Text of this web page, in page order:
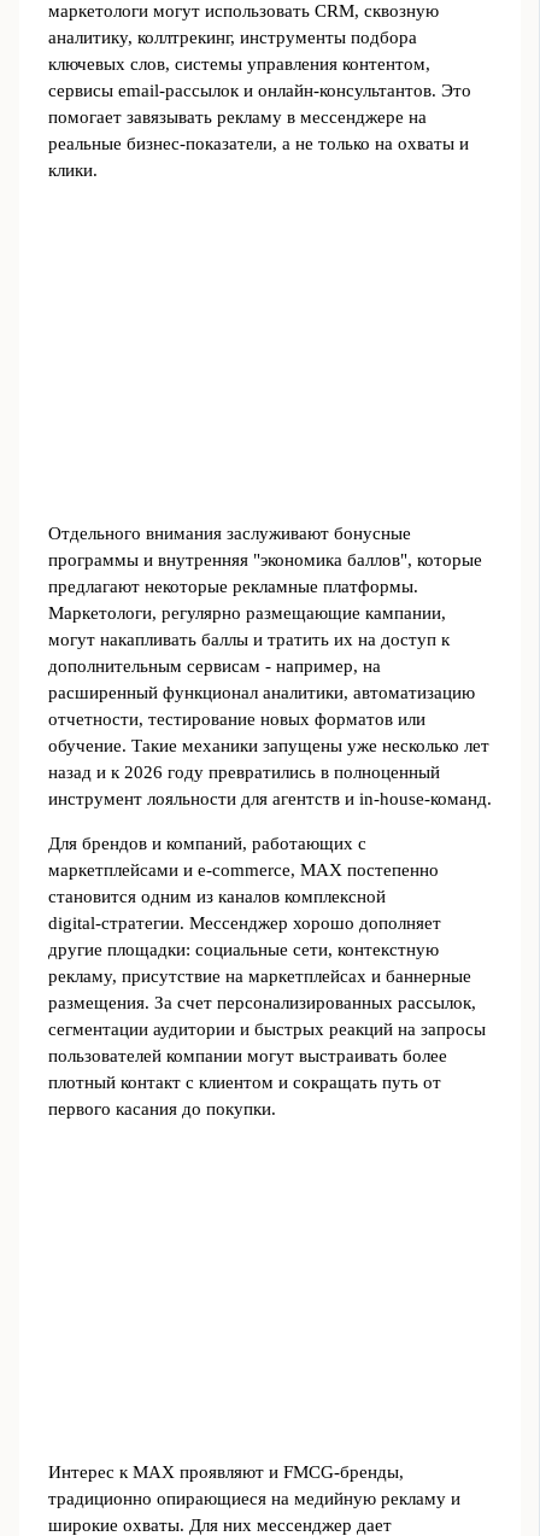
маркетологи могут использовать CRM, сквозную
аналитику, коллтрекинг, инструменты подбора
ключевых слов, системы управления контентом,
сервисы email‑рассылок и онлайн‑консультантов. Это
помогает завязывать рекламу в мессенджере на
реальные бизнес‑показатели, а не только на охваты и
клики.
Отдельного внимания заслуживают бонусные
программы и внутренняя "экономика баллов", которые
предлагают некоторые рекламные платформы.
Маркетологи, регулярно размещающие кампании,
могут накапливать баллы и тратить их на доступ к
дополнительным сервисам - например, на
расширенный функционал аналитики, автоматизацию
отчетности, тестирование новых форматов или
обучение. Такие механики запущены уже несколько лет
назад и к 2026 году превратились в полноценный
инструмент лояльности для агентств и in‑house‑команд.
Для брендов и компаний, работающих с
маркетплейсами и e‑commerce, MAX постепенно
становится одним из каналов комплексной
digital‑стратегии. Мессенджер хорошо дополняет
другие площадки: социальные сети, контекстную
рекламу, присутствие на маркетплейсах и баннерные
размещения. За счет персонализированных рассылок,
сегментации аудитории и быстрых реакций на запросы
пользователей компании могут выстраивать более
плотный контакт с клиентом и сокращать путь от
первого касания до покупки.
Интерес к MAX проявляют и FMCG‑бренды,
традиционно опирающиеся на медийную рекламу и
широкие охваты. Для них мессенджер дает